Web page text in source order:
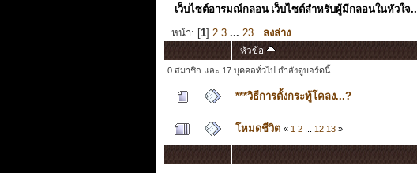
เว็บไซต์อารมณ์กลอน เว็บไซต์สำหรับผู้มีกลอนในหัวใจ..
หน้า: [1] 2 3 ... 23 ลงล่าง
หัวข้อ
0 สมาชิก และ 17 บุคคลทั่วไป กำลังดูบอร์ดนี้
***วิธีการตั้งกระทู้โคลง...?
โหมดชีวิต « 1 2 12 13 »